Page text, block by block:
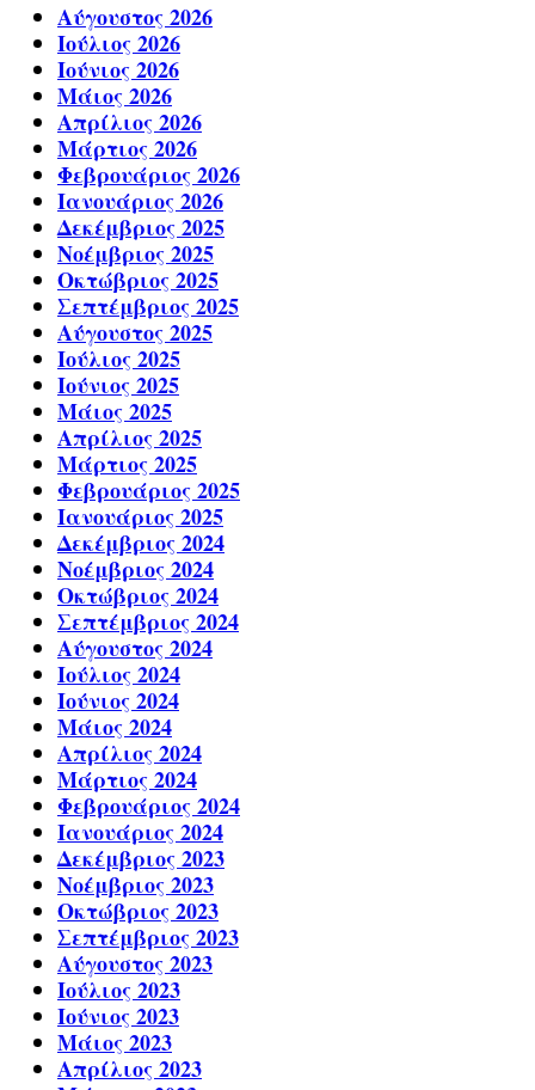
Αύγουστος 2026
Ιούλιος 2026
Ιούνιος 2026
Μάιος 2026
Απρίλιος 2026
Μάρτιος 2026
Φεβρουάριος 2026
Ιανουάριος 2026
Δεκέμβριος 2025
Νοέμβριος 2025
Οκτώβριος 2025
Σεπτέμβριος 2025
Αύγουστος 2025
Ιούλιος 2025
Ιούνιος 2025
Μάιος 2025
Απρίλιος 2025
Μάρτιος 2025
Φεβρουάριος 2025
Ιανουάριος 2025
Δεκέμβριος 2024
Νοέμβριος 2024
Οκτώβριος 2024
Σεπτέμβριος 2024
Αύγουστος 2024
Ιούλιος 2024
Ιούνιος 2024
Μάιος 2024
Απρίλιος 2024
Μάρτιος 2024
Φεβρουάριος 2024
Ιανουάριος 2024
Δεκέμβριος 2023
Νοέμβριος 2023
Οκτώβριος 2023
Σεπτέμβριος 2023
Αύγουστος 2023
Ιούλιος 2023
Ιούνιος 2023
Μάιος 2023
Απρίλιος 2023